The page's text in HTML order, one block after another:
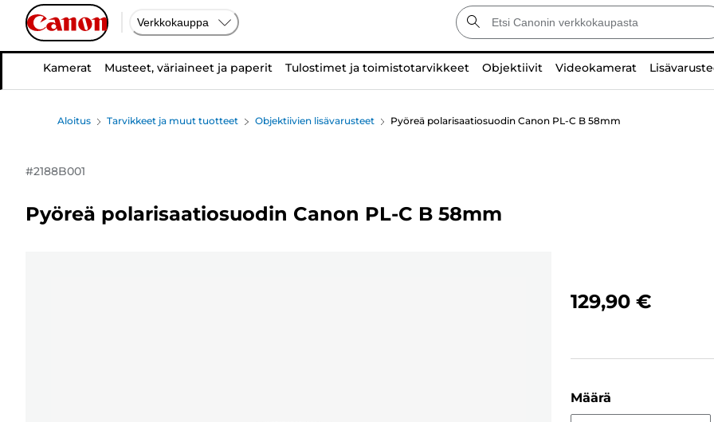
Verkkokauppa
Kamerat Musteet, väriaineet ja paperit Tulostimet ja toimistotarvikkeet Objektiivit Videokamerat
Aloitus Tarvikkeet ja muut tuotteet Objektiivien lisävarusteet Pyöreä polarisaatiosuodin Canon PL-C B 58mm
#2188B001
Pyöreä polarisaatiosuodin Canon PL-C B 58mm
129,90 €
Määrä